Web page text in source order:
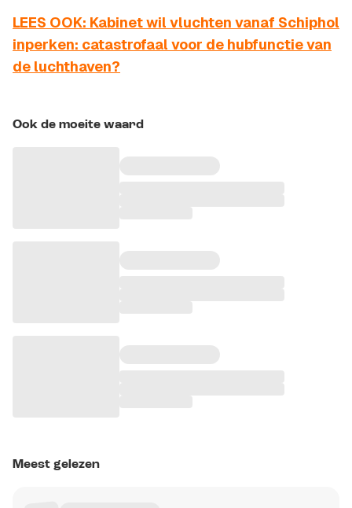
LEES OOK: Kabinet wil vluchten vanaf Schiphol
inperken: catastrofaal voor de hubfunctie van
de luchthaven?
Ook de moeite waard
Meest gelezen